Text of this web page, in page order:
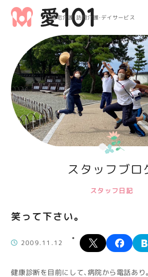
居宅介護・訪問介護・デイサービス
スタッフブロ
スタッフ日記
笑って下さい。
2009.11.12
X
健康診断を目前にして、病院から電話あり。